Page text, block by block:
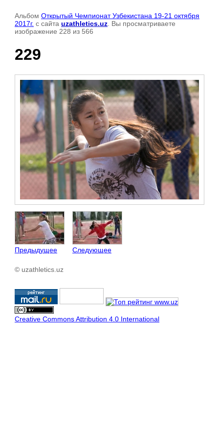
Альбом Открытый Чемпионат Узбекистана 19-21 октября
2017г. с сайта uzathletics.uz . Вы просматриваете
изображение 228 из 566
229
Предыдущее Следующее
© uzathletics.uz
Creative Commons Attribution 4.0 International